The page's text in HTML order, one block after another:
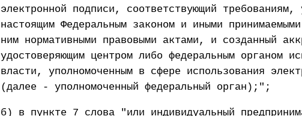
электронной подписи, соответствующий требованиям,
настоящим Федеральным законом и иными
ним нормативными правовыми актами, и созданный
удостоверяющим центром либо федеральным органом
власти, уполномоченным в сфере использования
(далее - уполномоченный федеральный орган);";
б) в пункте 7 слова "или индивидуальный